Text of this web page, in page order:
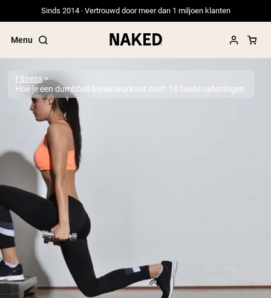
Sinds 2014 · Vertrouwd door meer dan 1 miljoen klanten
Menu
Populaire Zoektermen
”Protein Powder“
”Overnight Oats“
”Vegan protein“
”Collagen“
”Micellar Casein“
PROTEIN POWDERS
Grasgevoerd Wei Eiwit Poeder
Collageenpeptiden
Chocolade Grasgevoerde Wei
Vanille grasgevoerde wei
Weidegevoerde wei
Fitness
Hoe je een dumbbell-benenworkout doet: 10 beste oefeningen